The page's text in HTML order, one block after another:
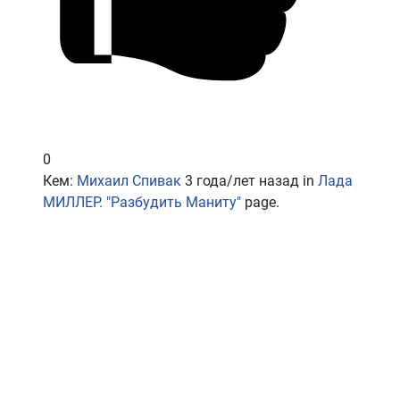
0
Кем: Михаил Спивак 3 года/лет назад in Лада
МИЛЛЕР. "Разбудить Маниту" page.